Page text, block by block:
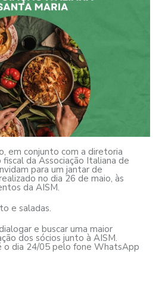
em conjunto com a diretoria
da Associação Italiana de
para um jantar de
no dia 26 de maio, às
da AISM.
e saladas.
e buscar uma maior
dos sócios junto à AISM.
o dia 24/05 pelo fone WhatsApp